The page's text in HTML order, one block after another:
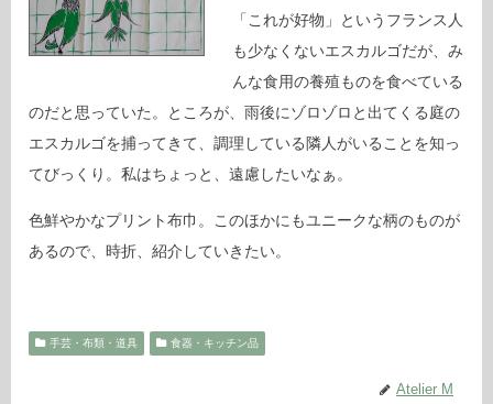
「これが好物」というフランス人
も少なくないエスカルゴだが、み
んな食用の養殖ものを食べている
のだと思っていた。ところが、雨後にゾロゾロと出てくる庭の
エスカルゴを捕ってきて、調理している隣人がいることを知っ
てびっくり。私はちょっと、遠慮したいなぁ。
色鮮やかなプリント布巾。このほかにもユニークな柄のものが
あるので、時折、紹介していきたい。
手芸・布類・道具 食器・キッチン品
Atelier M